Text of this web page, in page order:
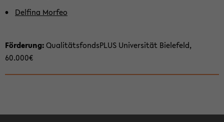
Del­fi­na Mor­feo
För­de­rung:Qua­li­täts­fonds­PLUS Uni­ver­si­tät Bie­le­feld,
60.000€